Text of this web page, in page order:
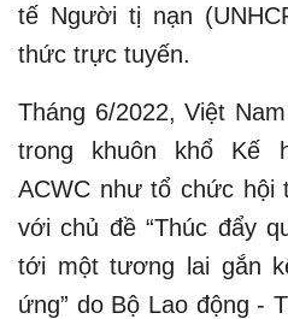
tế Người tị nạn
thức trực tuyến.
Tháng 6/2022, Việt
trong khuôn khổ Kế
ACWC như tổ chức hội
với chủ đề “Thúc đẩy
tới một tương lai gắn
ứng” do Bộ Lao động -